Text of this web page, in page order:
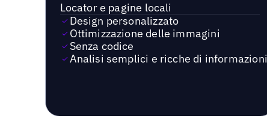
Locator e pagine locali
Design personalizzato
Ottimizzazione delle immagini
Senza codice
Analisi semplici e ricche di informazioni